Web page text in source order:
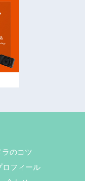
ラのコツ
ロフィール